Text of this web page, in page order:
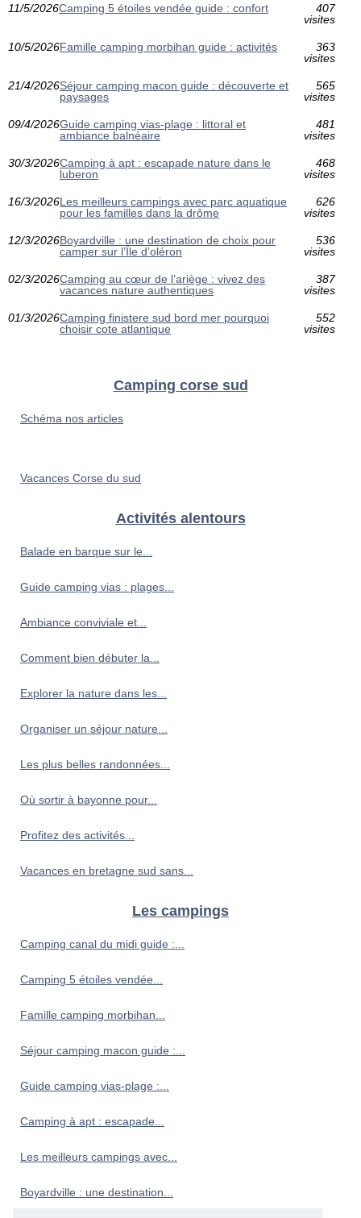
11/5/2026Camping 5 étoiles vendée guide : confort
407
visites
10/5/2026Famille camping morbihan guide : activités
363
visites
21/4/2026Séjour camping macon guide : découverte et
paysages
565
visites
09/4/2026Guide camping vias-plage : littoral et
ambiance balnéaire
481
visites
30/3/2026Camping à apt : escapade nature dans le
luberon
468
visites
16/3/2026Les meilleurs campings avec parc aquatique
pour les familles dans la drôme
626
visites
12/3/2026Boyardville : une destination de choix pour
camper sur l’Île d’oléron
536
visites
02/3/2026Camping au cœur de l’ariège : vivez des
vacances nature authentiques
387
visites
01/3/2026Camping finistere sud bord mer pourquoi
choisir cote atlantique
552
visites
Camping corse sud
Schéma nos articles
Vacances Corse du sud
Activités alentours
Balade en barque sur le...
Guide camping vias : plages...
Ambiance conviviale et...
Comment bien débuter la...
Explorer la nature dans les...
Organiser un séjour nature...
Les plus belles randonnées...
Où sortir à bayonne pour...
Profitez des activités...
Vacances en bretagne sud sans...
Les campings
Camping canal du midi guide :...
Camping 5 étoiles vendée...
Famille camping morbihan...
Séjour camping macon guide :...
Guide camping vias-plage :...
Camping à apt : escapade...
Les meilleurs campings avec...
Boyardville : une destination...